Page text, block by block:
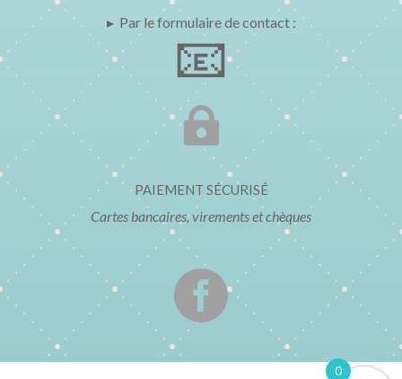
▸ Par le formulaire de contact :
📧

PAIEMENT SÉCURISÉ
Cartes bancaires, virements et chèques

0